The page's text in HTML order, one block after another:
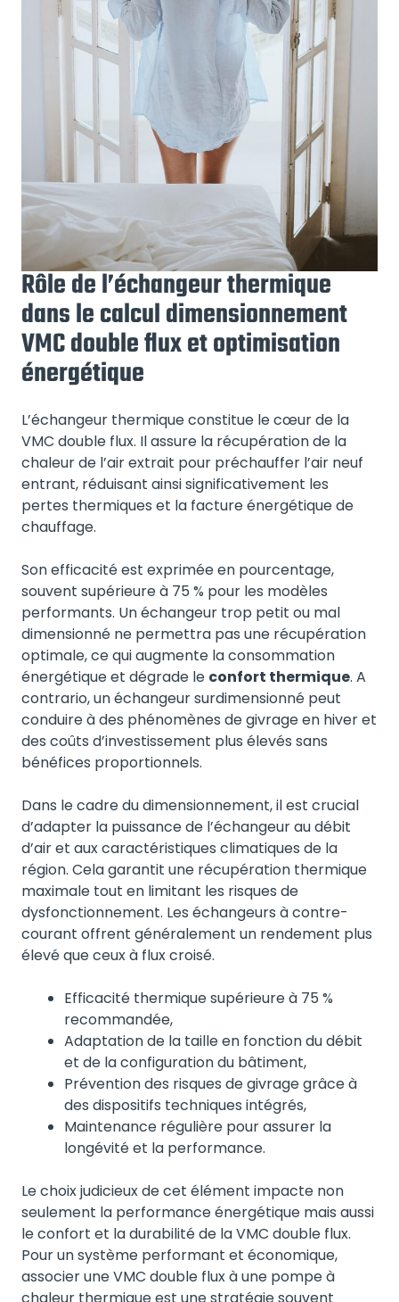
Rôle de l’échangeur thermique
dans le calcul dimensionnement
VMC double flux et optimisation
énergétique
L’échangeur thermique constitue le cœur de la
VMC double flux. Il assure la récupération de la
chaleur de l’air extrait pour préchauffer l’air neuf
entrant, réduisant ainsi significativement les
pertes thermiques et la facture énergétique de
chauffage.
Son efficacité est exprimée en pourcentage,
souvent supérieure à 75 % pour les modèles
performants. Un échangeur trop petit ou mal
dimensionné ne permettra pas une récupération
optimale, ce qui augmente la consommation
énergétique et dégrade le confort thermique. A
contrario, un échangeur surdimensionné peut
conduire à des phénomènes de givrage en hiver et
des coûts d’investissement plus élevés sans
bénéfices proportionnels.
Dans le cadre du dimensionnement, il est crucial
d’adapter la puissance de l’échangeur au débit
d’air et aux caractéristiques climatiques de la
région. Cela garantit une récupération thermique
maximale tout en limitant les risques de
dysfonctionnement. Les échangeurs à contre-
courant offrent généralement un rendement plus
élevé que ceux à flux croisé.
Efficacité thermique supérieure à 75 %
recommandée,
Adaptation de la taille en fonction du débit
et de la configuration du bâtiment,
Prévention des risques de givrage grâce à
des dispositifs techniques intégrés,
Maintenance régulière pour assurer la
longévité et la performance.
Le choix judicieux de cet élément impacte non
seulement la performance énergétique mais aussi
le confort et la durabilité de la VMC double flux.
Pour un système performant et économique,
associer une VMC double flux à une pompe à
chaleur thermique est une stratégie souvent